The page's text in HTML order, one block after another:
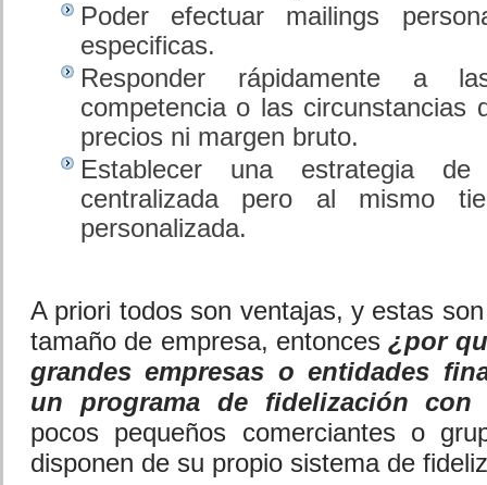
Poder efectuar mailings
especificas.
Responder rápidamente a
competencia o las circunstancias
precios ni margen bruto.
Establecer una estrategia de
centralizada pero al mismo
personalizada.
A priori todos son ventajas, y estas
tamaño de empresa, entonces¿por
grandes empresas o entidades
un programa de fidelización con
pocos pequeños comerciantes o
disponen de su propio sistema de